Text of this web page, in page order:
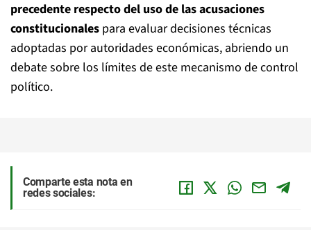
precedente respecto del uso de las acusaciones
constitucionales para evaluar decisiones técnicas
adoptadas por autoridades económicas, abriendo un
debate sobre los límites de este mecanismo de control
político.
Comparte esta nota en
redes sociales: